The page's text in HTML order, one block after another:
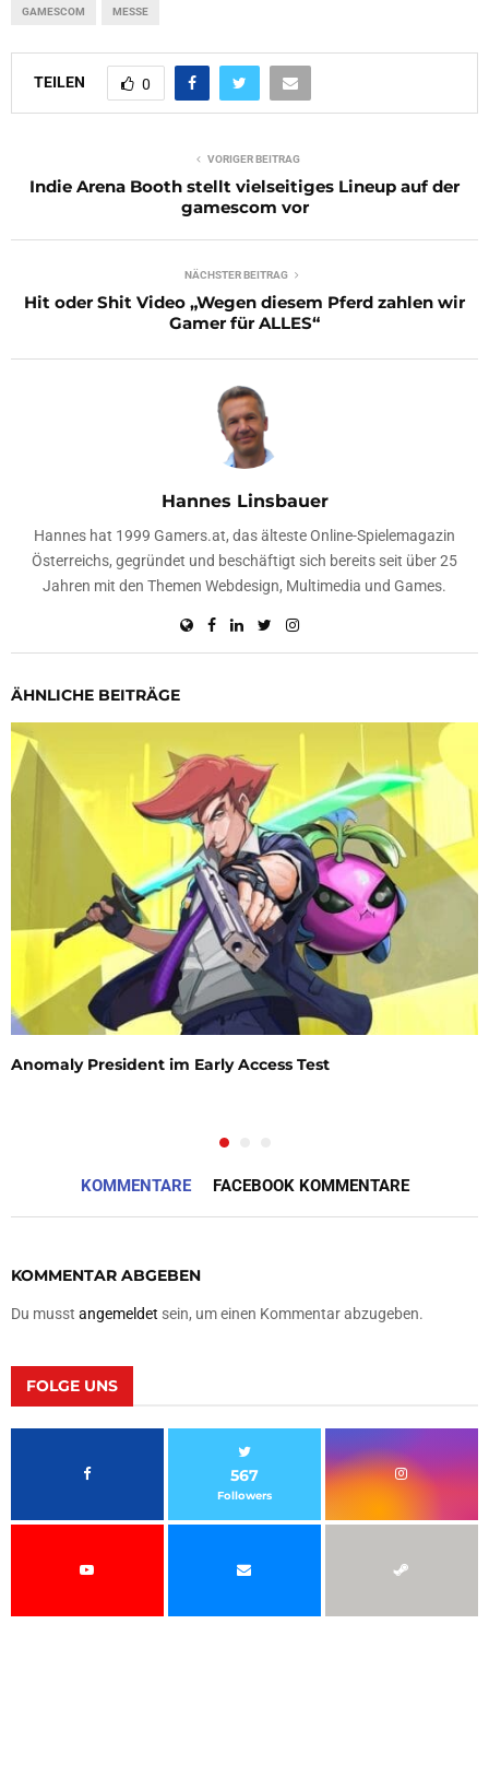
GAMESCOM MESSE
TEILEN 0
VORIGER BEITRAG
Indie Arena Booth stellt vielseitiges Lineup auf der
gamescom vor
NÄCHSTER BEITRAG
Hit oder Shit Video „Wegen diesem Pferd zahlen wir
Gamer für ALLES“
Hannes Linsbauer
Hannes hat 1999 Gamers.at, das älteste Online-Spielemagazin
Österreichs, gegründet und beschäftigt sich bereits seit über 25
Jahren mit den Themen Webdesign, Multimedia und Games.
ÄHNLICHE BEITRÄGE
Anomaly President im Early Access Test
KOMMENTARE FACEBOOK KOMMENTARE
KOMMENTAR ABGEBEN
Du musst angemeldet sein, um einen Kommentar abzugeben.
FOLGE UNS
567
Followers